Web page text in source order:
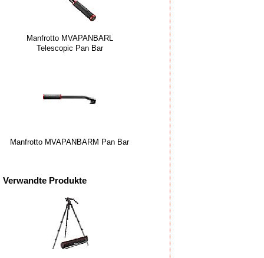
Manfrotto MVAPANBARL
Telescopic Pan Bar
Manfrotto MVAPANBARM Pan Bar
Verwandte Produkte